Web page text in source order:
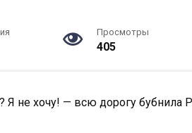
Просмотры
405
не хочу! — всю дорогу бубнила